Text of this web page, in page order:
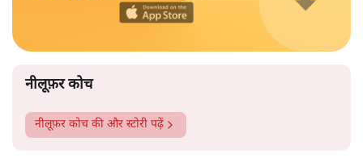
कार्यकारी परिषद की सदस्य नीलूफ़र कोच क्या लिखती हैं।
भारतीय उपमहाद्वीप ने कुछ समय से अपनी सहस्राब्दी पुरानी
सभ्यतागत पड़ोसी होने पर विचार किया है। इन ऐतिहासिक